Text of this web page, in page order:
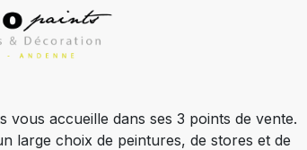
vous accueille dans ses 3 points de vente.
large choix de peintures, de stores et de